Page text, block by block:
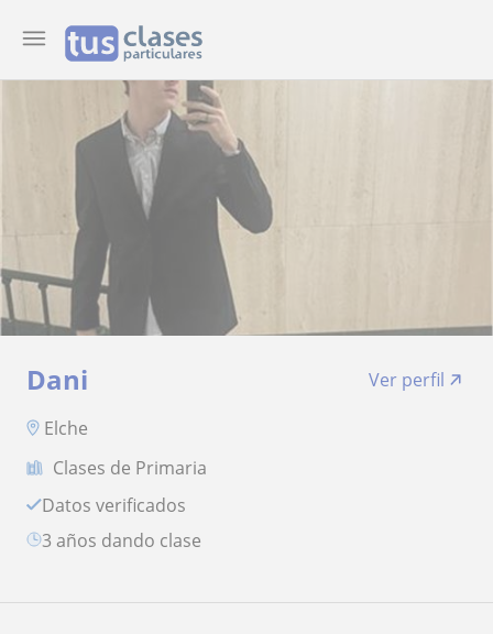
Dani
Ver perfil
Elche
Clases de Primaria
Datos verificados
3 años dando clase